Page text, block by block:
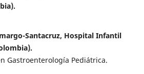
Santacruz, Hospital Infantil
Gastroenterología Pediátrica.